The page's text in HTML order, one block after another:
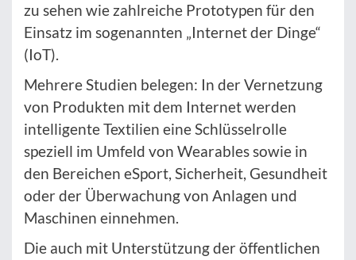
zu sehen wie zahlreiche Prototypen für den
Einsatz im sogenannten „Internet der Dinge“
(IoT).
Mehrere Studien belegen: In der Vernetzung
von Produkten mit dem Internet werden
intelligente Textilien eine Schlüsselrolle
speziell im Umfeld von Wearables sowie in
den Bereichen eSport, Sicherheit, Gesundheit
oder der Überwachung von Anlagen und
Maschinen einnehmen.
Die auch mit Unterstützung der öffentlichen